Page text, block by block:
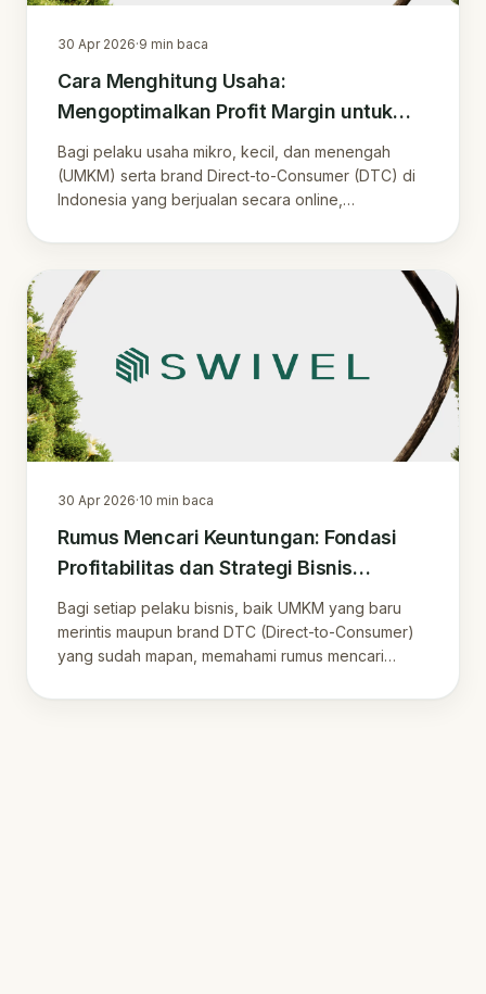
30 Apr 2026·9 min baca
Cara Menghitung Usaha:
Mengoptimalkan Profit Margin untuk
Penjual Online di Era Marketplace
Bagi pelaku usaha mikro, kecil, dan menengah
(UMKM) serta brand Direct-to-Consumer (DTC) di
Indonesia yang berjualan secara online,
30 Apr 2026·10 min baca
Rumus Mencari Keuntungan: Fondasi
Profitabilitas dan Strategi Bisnis
Berkelanjutan
Bagi setiap pelaku bisnis, baik UMKM yang baru
merintis maupun brand DTC (Direct-to-Consumer)
yang sudah mapan, memahami rumus mencari